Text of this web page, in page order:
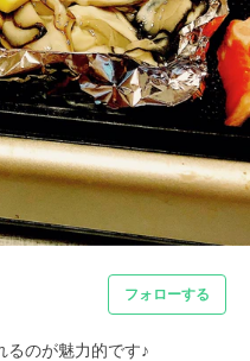
フォローする
るのが魅力的です♪